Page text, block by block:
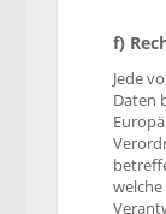
f)
Jede
Daten